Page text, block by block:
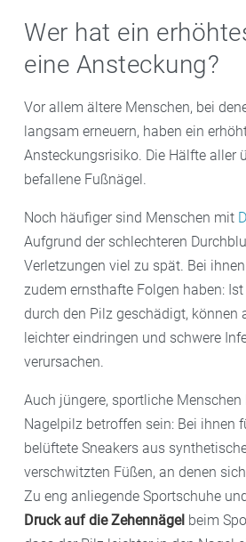
Wer hat ein
eine Ansteckung?
Vor allem ältere Menschen, bei
langsam erneuern, haben ein
Ansteckungsrisiko. Die Hälfte aller
befallene Fußnägel.
Noch häufiger sind Menschen mit
Aufgrund der schlechteren
Verletzungen viel zu spät. Bei
zudem ernsthafte Folgen haben:
durch den Pilz geschädigt, können
leichter eindringen und schwere
verursachen.
Auch jüngere, sportliche
Nagelpilz betroffen sein: Bei ihnen
belüftete Sneakers aus
verschwitzten Füßen, an denen
Zu eng anliegende Sportschuhe
Druck auf die Zehennägel beim